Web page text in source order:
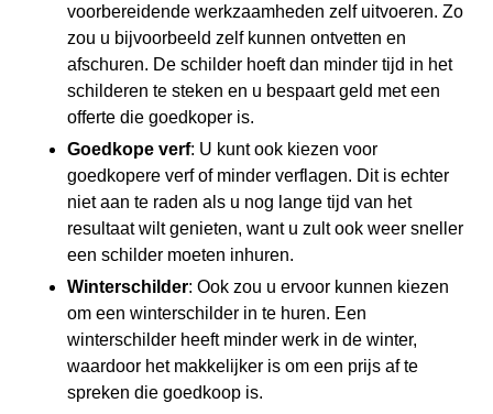
voorbereidende werkzaamheden zelf uitvoeren. Zo
zou u bijvoorbeeld zelf kunnen ontvetten en
afschuren. De schilder hoeft dan minder tijd in het
schilderen te steken en u bespaart geld met een
offerte die goedkoper is.
Goedkope verf: U kunt ook kiezen voor
goedkopere verf of minder verflagen. Dit is echter
niet aan te raden als u nog lange tijd van het
resultaat wilt genieten, want u zult ook weer sneller
een schilder moeten inhuren.
Winterschilder: Ook zou u ervoor kunnen kiezen
om een winterschilder in te huren. Een
winterschilder heeft minder werk in de winter,
waardoor het makkelijker is om een prijs af te
spreken die goedkoop is.